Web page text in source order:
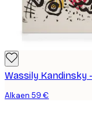
Alkaen 59 €